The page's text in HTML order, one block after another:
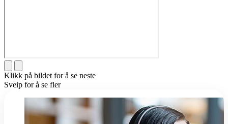
Klikk på bildet for å se neste
Sveip for å se fler